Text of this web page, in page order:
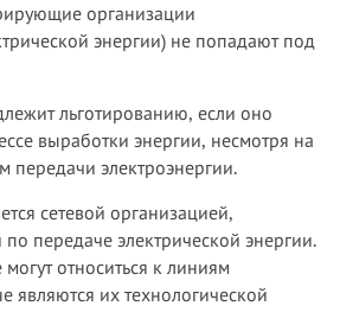
организации
энергии) не попадают под
льготированию, если оно
выработки энергии, несмотря на
передачи электроэнергии.
сетевой организацией,
передаче электрической энергии.
относиться к линиям
являются их технологической